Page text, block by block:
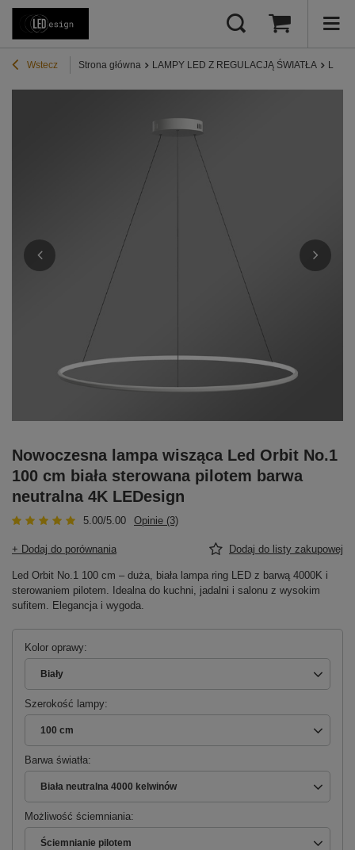
Wstecz Strona główna LAMPY LED Z REGULACJĄ ŚWIATŁA
Nowoczesna lampa wisząca Led Orbit No.1
100 cm biała sterowana pilotem barwa
neutralna 4K LEDesign
5.00/5.00 Opinie (3)
+ Dodaj do porównania Dodaj do listy zakupowej
Led Orbit No.1 100 cm – duża, biała lampa ring LED z barwą 4000K i
sterowaniem pilotem. Idealna do kuchni, jadalni i salonu z wysokim
sufitem. Elegancja i wygoda.
Kolor oprawy
Biały
Szerokość lampy
100 cm
Barwa światła
Biała neutralna 4000 kelwinów
Możliwość ściemniania
Ściemnianie pilotem